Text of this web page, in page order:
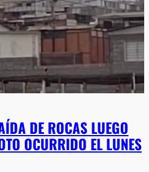
DE ROCAS LUEGO
OCURRIDO EL LUNES